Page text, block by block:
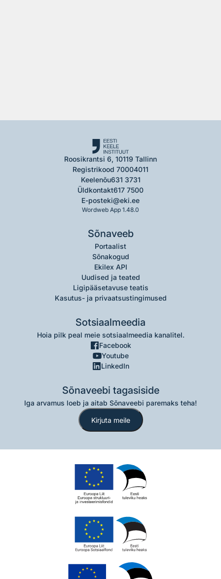
Roosikrantsi 6, 10119 Tallinn
Registrikood 70004011
Keelenõu631 3731
Üldkontakt617 7500
E-posteki@eki.ee
Wordweb App 1.48.0
Sõnaveeb
Portaalist
Sõnakogud
Ekilex API
Uudised ja teated
Ligipääsetavuse teatis
Kasutus- ja privaatsustingimused
Sotsiaalmeedia
Hoia pilk peal meie sotsiaalmeedia kanalitel.
Facebook
Youtube
LinkedIn
Sõnaveebi tagasiside
Iga arvamus loeb ja aitab Sõnaveebi paremaks teha!
Kirjuta meile